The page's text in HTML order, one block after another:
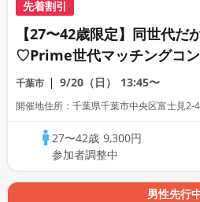
先着割引
【27〜42歳限定】同世代だ
♡Prime世代マッチングコン
千葉市 9/20（日） 13:45〜
開催地住所：千葉県千葉市中央区富士見2-
27〜42歳 9,300円
参加者調整中
男性先行